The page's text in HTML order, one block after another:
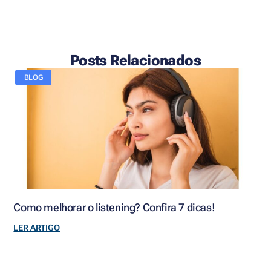
Posts Relacionados
BLOG
Como melhorar o listening? Confira 7 dicas!
LER ARTIGO